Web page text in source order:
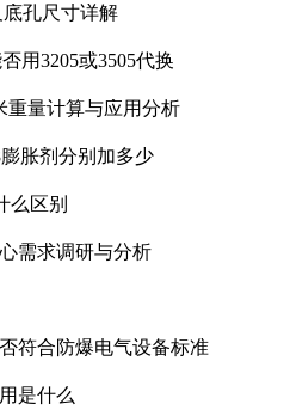
底孔尺寸详解
用3205或3505代换
重量计算与应用分析
胀剂分别加多少
么区别
需求调研与分析
符合防爆电气设备标准
是什么